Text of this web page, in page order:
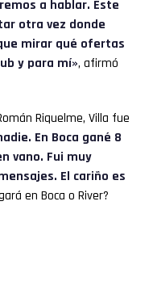
a hablar. Este
otra vez donde
mirar qué ofertas
y para mí», afirmó
Riquelme, Villa fue
En Boca gané 8
vano. Fui muy
El cariño es
en Boca o River?